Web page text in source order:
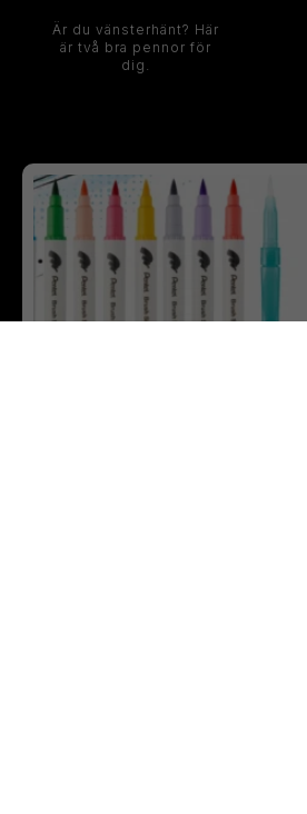
Är du vänsterhänt? Här
är två bra pennor för
dig.